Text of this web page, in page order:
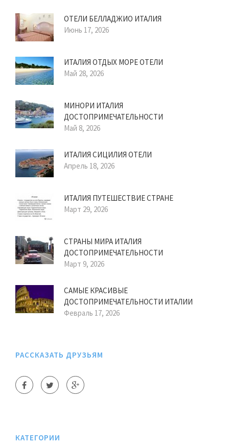
ОТЕЛИ БЕЛЛАДЖИО ИТАЛИЯ
Июнь 17, 2026
ИТАЛИЯ ОТДЫХ МОРЕ ОТЕЛИ
Май 28, 2026
МИНОРИ ИТАЛИЯ
ДОСТОПРИМЕЧАТЕЛЬНОСТИ
Май 8, 2026
ИТАЛИЯ СИЦИЛИЯ ОТЕЛИ
Апрель 18, 2026
ИТАЛИЯ ПУТЕШЕСТВИЕ СТРАНЕ
Март 29, 2026
СТРАНЫ МИРА ИТАЛИЯ
ДОСТОПРИМЕЧАТЕЛЬНОСТИ
Март 9, 2026
САМЫЕ КРАСИВЫЕ
ДОСТОПРИМЕЧАТЕЛЬНОСТИ ИТАЛИИ
Февраль 17, 2026
РАССКАЗАТЬ ДРУЗЬЯМ
КАТЕГОРИИ